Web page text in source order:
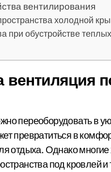
вентилирования
холодной
при обустройстве
переоборудовать в
превратиться в
отдыха. Однако
под